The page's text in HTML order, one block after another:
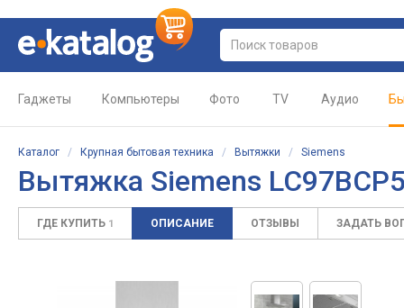
Гаджеты Компьютеры Фото TV Аудио
Каталог / Крупная бытовая техника / Вытяжки / Siemens
Вытяжка Siemens
ГДЕ КУПИТЬ 1 ОПИСАНИЕ ОТЗЫВЫ ЗАДАТЬ